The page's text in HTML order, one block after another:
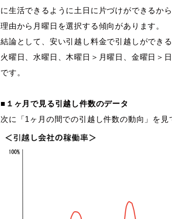
に生活できるように土日に片づけができるか
理由から月曜日を選択する傾向があります。
結論として、安い引越し料金で引越しができ
火曜日、水曜日、木曜日＞月曜日、金曜日＞
です。
■１ヶ月で見る引越し件数のデータ
次に「1ヶ月の間での引越し件数の動向」を見